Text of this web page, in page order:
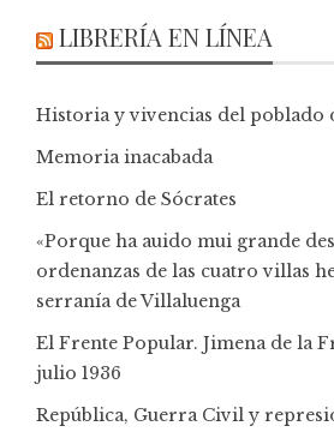
LIBRERÍA EN LÍNEA
Historia y vivencias del poblado
Memoria inacabada
El retorno de Sócrates
«Porque ha auido mui grande
ordenanzas de las cuatro villas
serranía de Villaluenga
El Frente Popular. Jimena de la
julio 1936
República, Guerra Civil y